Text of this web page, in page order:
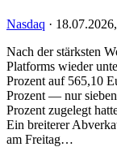
Nasdaq ·
Nach der stärksten
Platforms wieder
Prozent auf 565,10
Prozent — nur
Prozent zugelegt
Ein breiterer
am Freitag…